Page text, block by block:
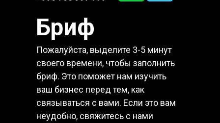
Бриф
Пожалуйста, выделите 3-5 минут
своего времени, чтобы заполнить
бриф. Это поможет нам изучить
ваш бизнес перед тем, как
связываться с вами. Если это вам
неудобно, свяжитесь с нами